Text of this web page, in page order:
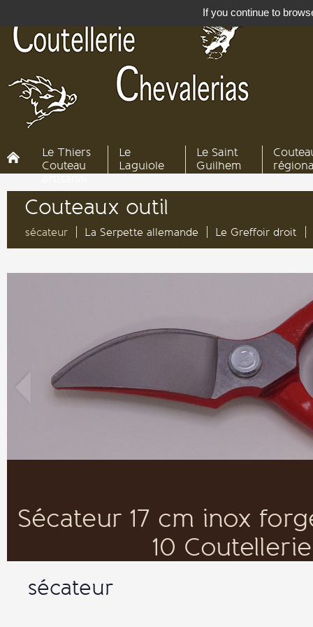
Le Thiers
Couteau
Le
Laguiole
Le Saint
Guilhem
Couteaux outil
sécateur La Serpette allemande Le Greffoir droit
Sécateur 17 cm inox
10
sécateur
If you continue to